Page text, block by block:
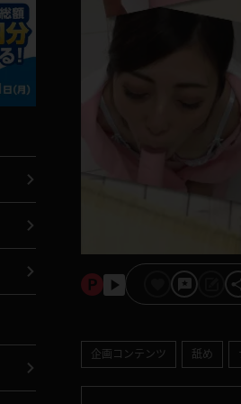
企画コンテンツ 舐め